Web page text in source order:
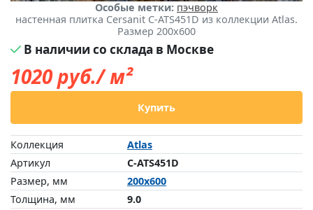
Особые метки: пэчворк
настенная плитка Cersanit C-ATS451D из коллекции Atlas.
Размер 200x600
В наличии со склада в Москве
1020руб./ м²
Купить
Коллекция
Atlas
Артикул
C-ATS451D
Размер, мм
200x600
Толщина, мм
9.0